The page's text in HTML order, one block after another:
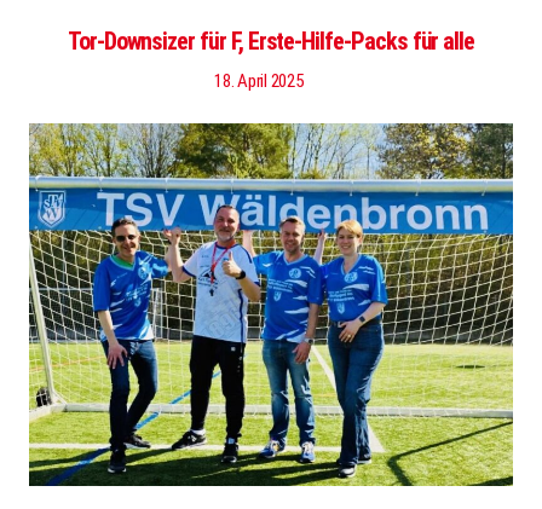
Tor-Downsizer für F, Erste-Hilfe-Packs für alle
18. April 2025